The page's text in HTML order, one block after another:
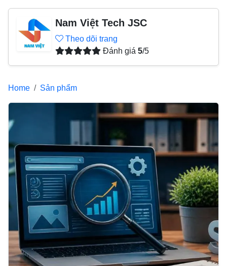
Nam Việt Tech JSC
Theo dõi trang
Đánh giá 5/5
Home Sản phẩm